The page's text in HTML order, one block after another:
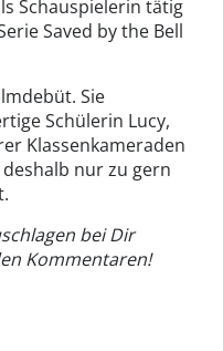
Schauspielerin tätig
Saved by the Bell
Sie
Schülerin Lucy,
Klassenkameraden
nur zu gern
bei Dir
Kommentaren!